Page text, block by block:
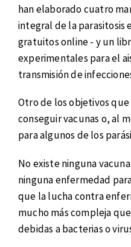
han elaborado cuatro
integral de la parasitosis
gratuitos online - y un
experimentales para el
transmisión de
Otro de los objetivos
conseguir vacunas o, al
para algunos de los
No existe ninguna
ninguna enfermedad
que la lucha contra
mucho más compleja
debidas a bacterias o